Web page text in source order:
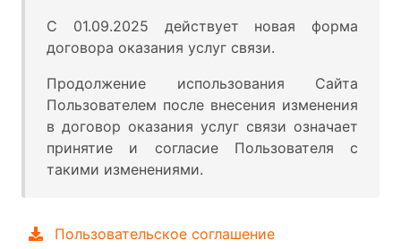
С 01.09.2025 действует новая форма
договора оказания услуг связи.
Продолжение использования Сайта
Пользователем после внесения изменения
в договор оказания услуг связи означает
принятие и согласие Пользователя с
такими изменениями.
Пользовательское соглашение